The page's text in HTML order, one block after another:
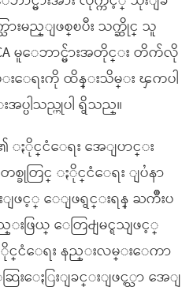
းမည္ျဖစ္ၿပီး သက္ဆိုင္ သူ
မူေဘာင္မ်ားအတိုင္း တိက်လို
းေရးကို ထိန္းသိမ္း ၾကပါ
ပ္ပါသည္ဟုပါ ရွိသည္။
ငံ၏ ႏိုင္ငံေရး အေျပာင္း
စ္ခုတြင္ ႏိုင္ငံေရး ျပႆနာ
ဖင့္ ေျဖရွင္းရန္ ႀကိဳးပ
ြယ္ ေတြ႕ျမင္ရသျဖင့္
င္ငံေရး နည္းလမ္းေကာ
ေႏြးျခင္းျဖင့္သာ အေျ